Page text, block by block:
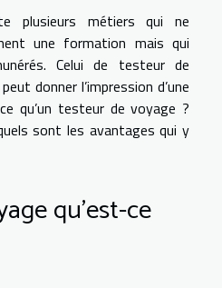
plusieurs métiers qui ne
une formation mais qui
Celui de testeur de
donner l’impression d’une
qu’un testeur de voyage ?
sont les avantages qui y
qu’est-ce